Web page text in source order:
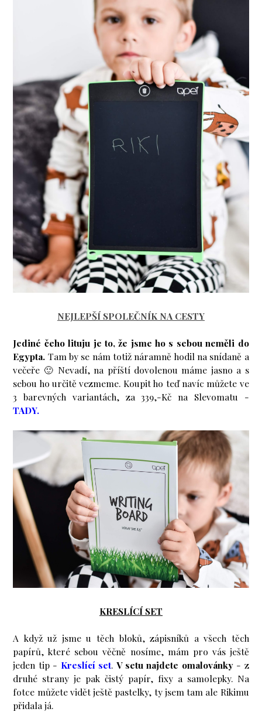
NEJLEPŠÍ SPOLEČNÍK NA CESTY
Jediné čeho lituju je to, že jsme ho s sebou neměli do
Egypta. Tam by se nám totiž náramně hodil na snídaně a
večeře 🙂 Nevadí, na příští dovolenou máme jasno a s
sebou ho určitě vezmeme. Koupit ho teď navíc můžete ve
3 barevných variantách, za 339,-Kč na Slevomatu -
TADY.
KRESLÍCÍ SET
A když už jsme u těch bloků, zápisníků a všech těch
papírů, které sebou věčně nosíme, mám pro vás ještě
jeden tip - Kreslící set. V setu najdete omalovánky- z
druhé strany je pak čistý papír, fixy a samolepky. Na
fotce můžete vidět ještě pastelky, ty jsem tam ale Rikimu
přidala já.